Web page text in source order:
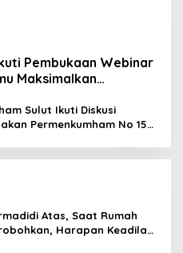
Pembukaan Webinar
Maksimalkan
Sulut Ikuti Diskusi
Permenkumham No 15
Atas, Saat Rumah
Harapan Keadilan